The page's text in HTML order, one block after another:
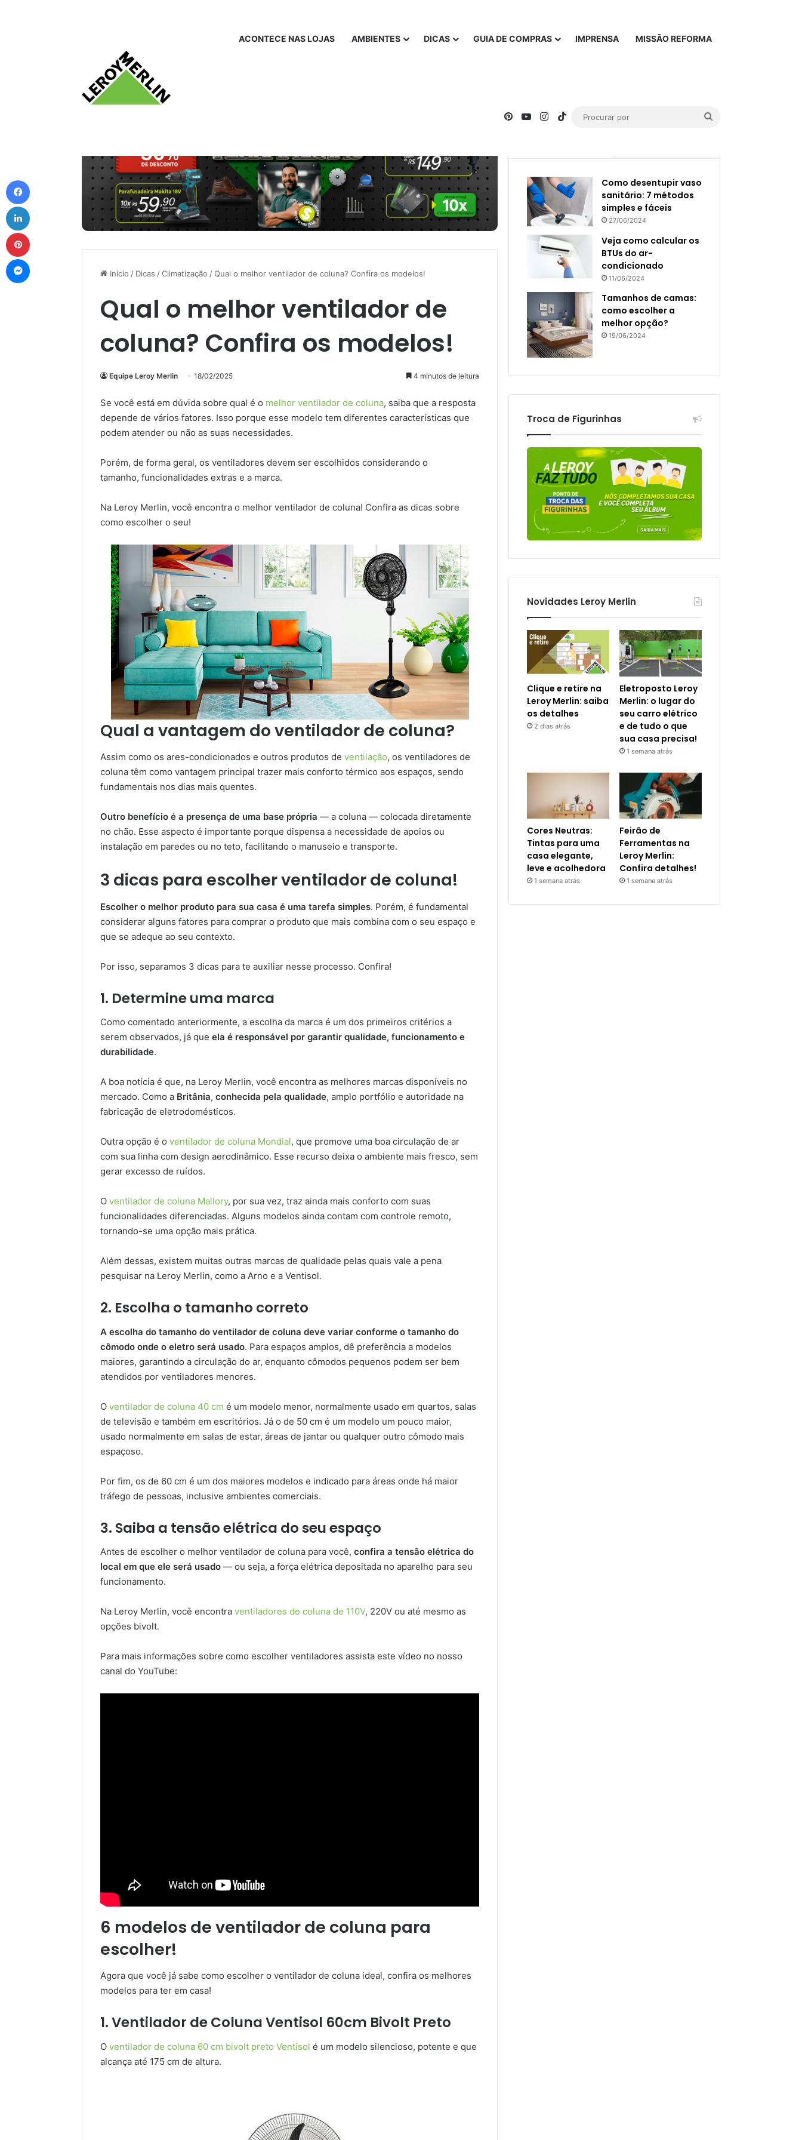
ACONTECE NAS LOJAS AMBIENTES DICAS GUIA DE COMPRAS IMPRENSA MISSÃO REFORMA
PinterestYouTubeInstagram
TikTok
Início / Dicas /Climatização /Qual o melhor ventilador de coluna? Confira os modelos!
Qual o melhor ventilador de
coluna? Confira os modelos!
Equipe Leroy Merlin 18/02/2025 4 minutos de leitura
Se você está em dúvida sobre qual é o melhor ventilador de coluna, saiba que a resposta
depende de vários fatores. Isso porque esse modelo tem diferentes características que
podem atender ou não as suas necessidades.
Porém, de forma geral, os ventiladores devem ser escolhidos considerando o
tamanho, funcionalidades extras e a marca.
Na Leroy Merlin, você encontra o melhor ventilador de coluna! Confira as dicas sobre
como escolher o seu!
Qual a vantagem do ventilador de coluna?
Assim como os ares-condicionados e outros produtos de ventilação, os ventiladores de
coluna têm como vantagem principal trazer mais conforto térmico aos espaços, sendo
fundamentais nos dias mais quentes.
Outro benefício é a presença de uma base própria — a coluna — colocada diretamente
no chão. Esse aspecto é importante porque dispensa a necessidade de apoios ou
instalação em paredes ou no teto, facilitando o manuseio e transporte.
3 dicas para escolher ventilador de coluna!
Escolher o melhor produto para sua casa é uma tarefa simples. Porém, é fundamental
considerar alguns fatores para comprar o produto que mais combina com o seu espaço e
que se adeque ao seu contexto.
Por isso, separamos 3 dicas para te auxiliar nesse processo. Confira!
1. Determine uma marca
Como comentado anteriormente, a escolha da marca é um dos primeiros critérios a
serem observados, já que ela é responsável por garantir qualidade, funcionamento e
durabilidade.
A boa notícia é que, na Leroy Merlin, você encontra as melhores marcas disponíveis no
mercado. Como a Britânia, conhecida pela qualidade, amplo portfólio e autoridade na
fabricação de eletrodomésticos.
Outra opção é o ventilador de coluna Mondial, que promove uma boa circulação de ar
com sua linha com design aerodinâmico. Esse recurso deixa o ambiente mais fresco, sem
gerar excesso de ruídos.
O ventilador de coluna Mallory, por sua vez, traz ainda mais conforto com suas
funcionalidades diferenciadas. Alguns modelos ainda contam com controle remoto,
tornando-se uma opção mais prática.
Além dessas, existem muitas outras marcas de qualidade pelas quais vale a pena
pesquisar na Leroy Merlin, como a Arno e a Ventisol.
2. Escolha o tamanho correto
A escolha do tamanho do ventilador de coluna deve variar conforme o tamanho do
cômodo onde o eletro será usado. Para espaços amplos, dê preferência a modelos
maiores, garantindo a circulação do ar, enquanto cômodos pequenos podem ser bem
atendidos por ventiladores menores.
O ventilador de coluna 40 cm é um modelo menor, normalmente usado em quartos, salas
de televisão e também em escritórios. Já o de 50 cm é um modelo um pouco maior,
usado normalmente em salas de estar, áreas de jantar ou qualquer outro cômodo mais
espaçoso.
Por fim, os de 60 cm é um dos maiores modelos e indicado para áreas onde há maior
tráfego de pessoas, inclusive ambientes comerciais.
3. Saiba a tensão elétrica do seu espaço
Antes de escolher o melhor ventilador de coluna para você, confira a tensão elétrica do
local em que ele será usado — ou seja, a força elétrica depositada no aparelho para seu
funcionamento.
Na Leroy Merlin, você encontra ventiladores de coluna de 110V, 220V ou até mesmo as
opções bivolt.
Para mais informações sobre como escolher ventiladores assista este vídeo no nosso
canal do YouTube:
6 modelos de ventilador de coluna para
escolher!
Agora que você já sabe como escolher o ventilador de coluna ideal, confira os melhores
modelos para ter em casa!
1.Ventilador de Coluna Ventisol 60cm Bivolt Preto
O ventilador de coluna 60 cm bivolt preto Ventisol é um modelo silencioso, potente e que
alcança até 175 cm de altura.
Como desentupir vaso
sanitário: 7 métodos
simples e fáceis
27/06/2024
Veja como calcular os
BTUs do ar-
condicionado
11/06/2024
Tamanhos de camas:
como escolher a
melhor opção?
19/06/2024
Troca de Figurinhas
Novidades Leroy Merlin
Clique e retire na
Leroy Merlin: saiba
os detalhes
2 dias atrás
Eletroposto Leroy
Merlin: o lugar do
seu carro elétrico
e de tudo o que
sua casa precisa!
1 semana atrás
Cores Neutras:
Tintas para uma
casa elegante,
leve e acolhedora
1 semana atrás
Feirão de
Ferramentas na
Leroy Merlin:
Confira detalhes!
1 semana atrás